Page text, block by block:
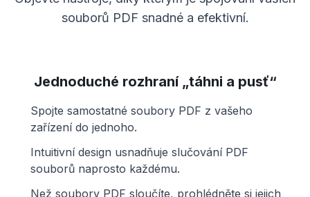
souborů PDF snadné a efektivní.
Jednoduché rozhraní „táhni a pusť“
Spojte samostatné soubory PDF z vašeho
zařízení do jednoho.
Intuitivní design usnadňuje slučování PDF
souborů naprosto každému.
Než soubory PDF sloučíte, prohlédněte si jejich